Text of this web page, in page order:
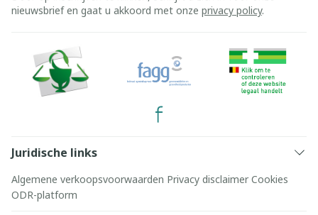
nieuwsbrief en gaat u akkoord met onze privacy policy.
Juridische links
Algemene verkoopsvoorwaarden Privacy disclaimer Cookies
ODR-platform